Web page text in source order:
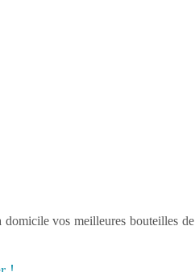
vos meilleures bouteilles